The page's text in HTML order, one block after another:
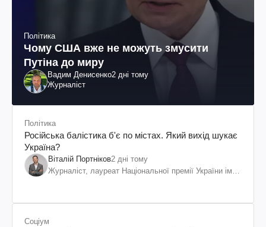
Політика
Чому США вже не можуть змусити
Путіна до миру
Вадим Денисенко2 дні тому
Журналіст
Політика
Російська балістика б'є по містах. Який вихід шукає
Україна?
Віталій Портніков2 дні тому
Журналіст, лауреат Національної премії України ім.
Соціум